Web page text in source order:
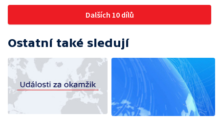
Dalších 10 dílů
Ostatní také sledují